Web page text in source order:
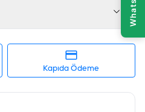
Kapıda Ödeme